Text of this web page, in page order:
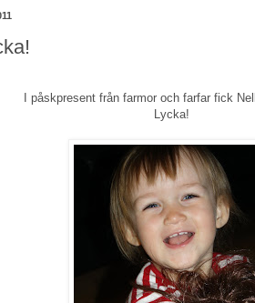
I påskpresent från farmor och farfar fick
Lycka!